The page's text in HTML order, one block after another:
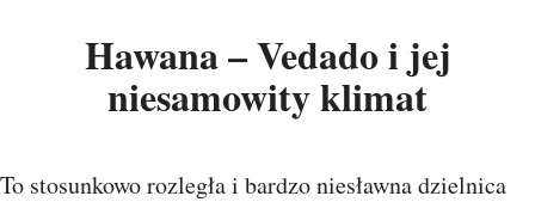
Hawana – Vedado i jej
niesamowity klimat
To stosunkowo rozległa i bardzo niesławna dzielnica